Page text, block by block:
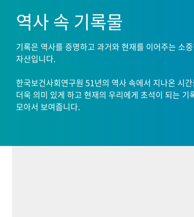
역사 속 기록물
기록은 역사를 증명하고 과거와 현재를 이어주는 소
자산입니다.
한국보건사회연구원 51년의 역사 속에서 지나온 시
더욱 의미 있게 하고 현재의 우리에게 초석이 되는 기
모아서 보여줍니다.